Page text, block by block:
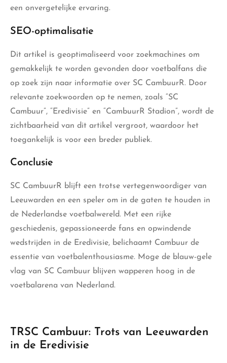
een onvergetelijke ervaring.
SEO-optimalisatie
Dit artikel is geoptimaliseerd voor zoekmachines om
gemakkelijk te worden gevonden door voetbalfans die
op zoek zijn naar informatie over SC CambuurR. Door
relevante zoekwoorden op te nemen, zoals “SC
Cambuur”, “Eredivisie” en “CambuurR Stadion”, wordt de
zichtbaarheid van dit artikel vergroot, waardoor het
toegankelijk is voor een breder publiek.
Conclusie
SC CambuurR blijft een trotse vertegenwoordiger van
Leeuwarden en een speler om in de gaten te houden in
de Nederlandse voetbalwereld. Met een rijke
geschiedenis, gepassioneerde fans en opwindende
wedstrijden in de Eredivisie, belichaamt Cambuur de
essentie van voetbalenthousiasme. Moge de blauw-gele
vlag van SC Cambuur blijven wapperen hoog in de
voetbalarena van Nederland.
TRSC Cambuur: Trots van Leeuwarden
in de Eredivisie